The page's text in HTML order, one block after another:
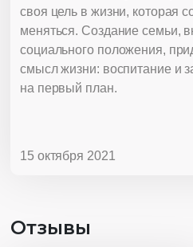
своя цель в жизни, которая
меняться. Создание семьи,
социального положения,
смысл жизни: воспитание и
на первый план.
15 октября 2021
Отзывы